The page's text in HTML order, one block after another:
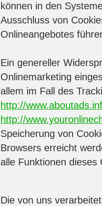
können in den
Ausschluss von
Onlineangebotes
Ein genereller
Onlinemarketing
allem im Fall des
http://
http://
Speicherung von
Browsers erreicht
alle Funktionen dieses
Die von uns